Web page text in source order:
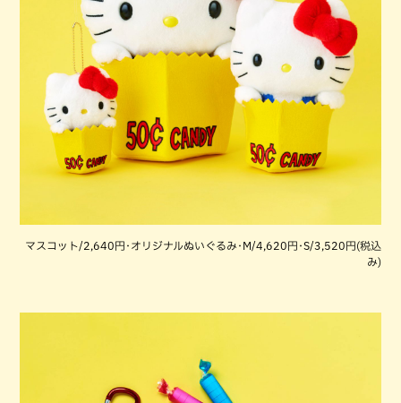
マスコット/2,640円･オリジナルぬいぐるみ･M/4,620円･S/3,520円(税込
み)